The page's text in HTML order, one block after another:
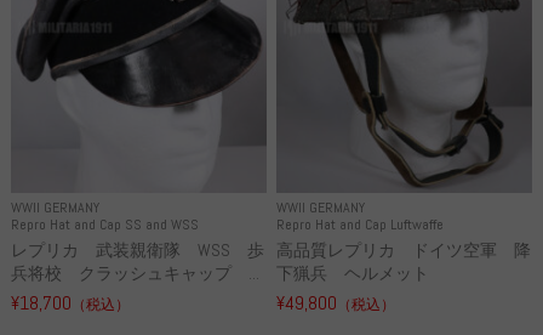
WWII GERMANY
Repro Hat and Cap SS and WSS
レプリカ 武装親衛隊 WSS 歩
兵将校 クラッシュキャップ ...
¥18,700 （税込）
WWII GERMANY
Repro Hat and Cap Luftwaffe
高品質レプリカ ドイツ空軍 降
下猟兵 ヘルメット
¥49,800 （税込）